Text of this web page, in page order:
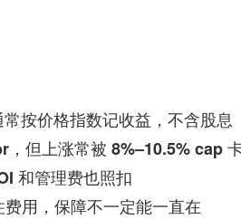
常按价格指数记收益， 不含股息
，但上涨常被 8%–10.5% cap
和管理费也照扣
费用，保障不一定能一直在